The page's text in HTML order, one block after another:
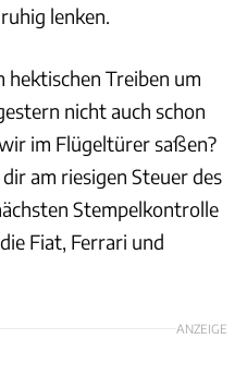
lenken.
hektischen Treiben um
nicht auch schon
im Flügeltürer saßen?
am riesigen Steuer des
Stempelkontrolle
Fiat, Ferrari und
ANZEIGE